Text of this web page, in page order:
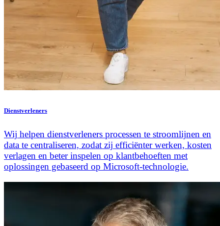
Dienstverleners
Wij helpen dienstverleners processen te stroomlijnen en
data te centraliseren, zodat zij efficiënter werken, kosten
verlagen en beter inspelen op klantbehoeften met
oplossingen gebaseerd op Microsoft-technologie.